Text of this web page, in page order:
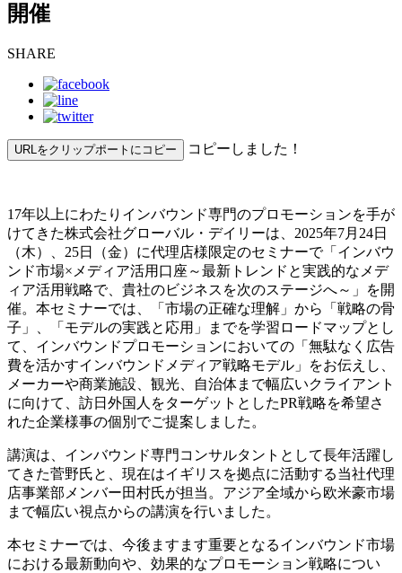
開催
SHARE
URLをクリップポートにコピー コピーしました！
17年以上にわたりインバウンド専門のプロモーションを手が
けてきた株式会社グローバル・デイリーは、2025年7月24日
（木）、25日（金）に代理店様限定のセミナーで「インバウ
ンド市場×メディア活用口座～最新トレンドと実践的なメデ
ィア活用戦略で、貴社のビジネスを次のステージへ～」を開
催。本セミナーでは、「市場の正確な理解」から「戦略の骨
子」、「モデルの実践と応用」までを学習ロードマップとし
て、インバウンドプロモーションにおいての「無駄なく広告
費を活かすインバウンドメディア戦略モデル」をお伝えし、
メーカーや商業施設、観光、自治体まで幅広いクライアント
に向けて、訪日外国人をターゲットとしたPR戦略を希望さ
れた企業様事の個別でご提案しました。
講演は、インバウンド専門コンサルタントとして長年活躍し
てきた菅野氏と、現在はイギリスを拠点に活動する当社代理
店事業部メンバー田村氏が担当。アジア全域から欧米豪市場
まで幅広い視点からの講演を行いました。
本セミナーでは、今後ますます重要となるインバウンド市場
における最新動向や、効果的なプロモーション戦略につい